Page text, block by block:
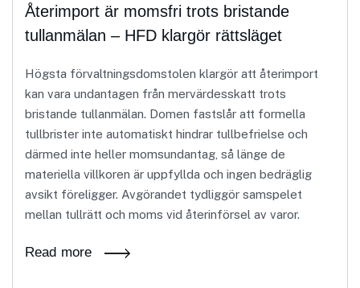
Återimport är momsfri trots bristande
tullanmälan – HFD klargör rättsläget
Högsta förvaltningsdomstolen klargör att återimport
kan vara undantagen från mervärdesskatt trots
bristande tullanmälan. Domen fastslår att formella
tullbrister inte automatiskt hindrar tullbefrielse och
därmed inte heller momsundantag, så länge de
materiella villkoren är uppfyllda och ingen bedräglig
avsikt föreligger. Avgörandet tydliggör samspelet
mellan tullrätt och moms vid återinförsel av varor.
Read more